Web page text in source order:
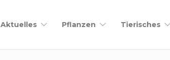
Aktuelles Pflanzen Tierisches